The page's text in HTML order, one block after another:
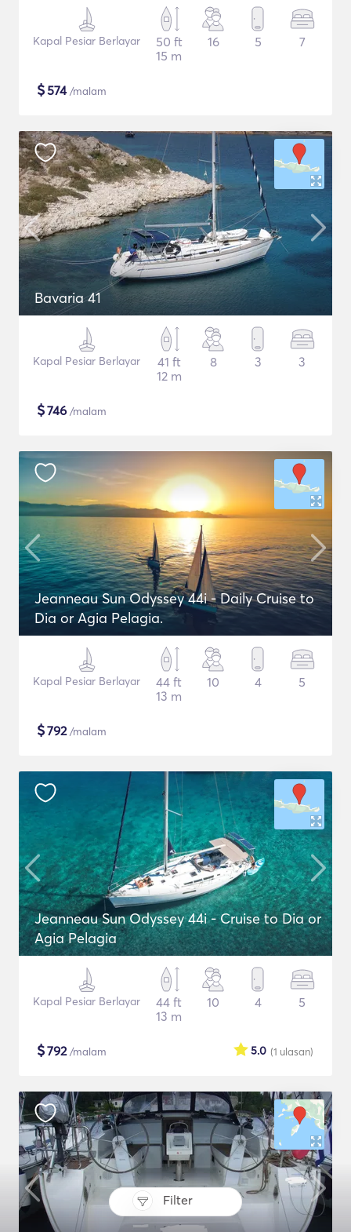
Filter
Kapal Pesiar Berlayar
50 ft
15 m
16 5 7
$574/malam
Bavaria 41
Kapal Pesiar Berlayar
41 ft
12 m
8 3 3
$746 /malam
Jeanneau Sun Odyssey 44i - Daily Cruise to
Dia or Agia Pelagia.
Kapal Pesiar Berlayar
44 ft
13 m
10 4 5
$792/malam
Jeanneau Sun Odyssey 44i - Cruise to Dia or
Agia Pelagia
Kapal Pesiar Berlayar
44 ft
13 m
10 4 5
$792/malam (1 ulasan)
5.0